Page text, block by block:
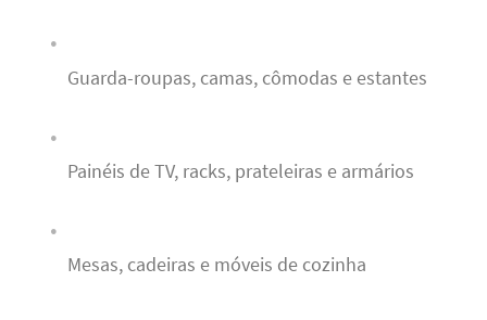
Guarda-roupas, camas, cômodas e estantes
Painéis de TV, racks, prateleiras e armários
Mesas, cadeiras e móveis de cozinha